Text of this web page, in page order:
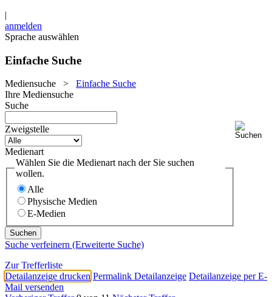
|
anmelden
Sprache auswählen
Einfache Suche
Mediensuche > Einfache Suche
Ihre Mediensuche
Suche
Zweigstelle
Medienart
Wählen Sie die Medienart nach der Sie suchen
wollen.
Alle
Physische Medien
E-Medien
Suche verfeinern (Erweiterte Suche)
Zur Trefferliste
Detailanzeige drucken Permalink Detailanzeige Detailanzeige per E-
Mail versenden